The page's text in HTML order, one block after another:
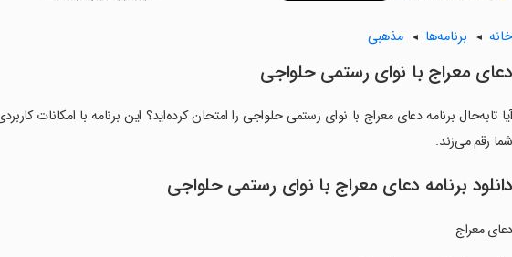
خانه برنامه‌ها مذهبی
دعای معراج با نوای رستمی حلواجی
آیا تابه‌حال برنامه دعای معراج با نوای رستمی حلواجی را امتحان کرده‌اید؟ این برنامه با امکانات
شما رقم می‌زند.
دانلود برنامه دعای معراج با نوای رستمی حلواجی
دعای معراج